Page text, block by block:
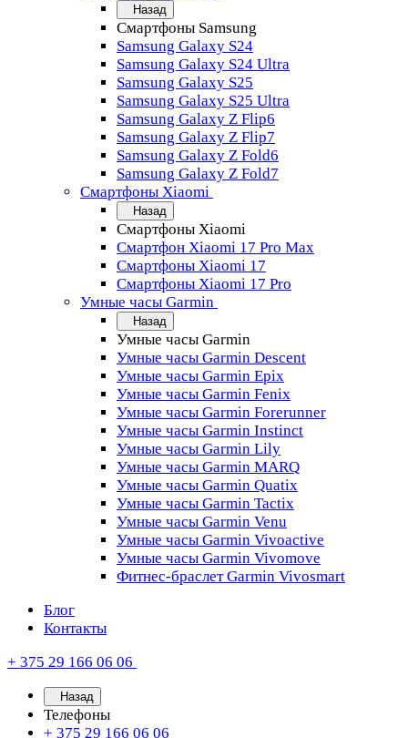
Назад
Смартфоны Samsung
Samsung Galaxy S24
Samsung Galaxy S24 Ultra
Samsung Galaxy S25
Samsung Galaxy S25 Ultra
Samsung Galaxy Z Flip6
Samsung Galaxy Z Flip7
Samsung Galaxy Z Fold6
Samsung Galaxy Z Fold7
Смартфоны Xiaomi
Назад
Смартфоны Xiaomi
Смартфон Xiaomi 17 Pro Max
Смартфоны Xiaomi 17
Смартфоны Xiaomi 17 Pro
Умные часы Garmin
Назад
Умные часы Garmin
Умные часы Garmin Descent
Умные часы Garmin Epix
Умные часы Garmin Fenix
Умные часы Garmin Forerunner
Умные часы Garmin Instinct
Умные часы Garmin Lily
Умные часы Garmin MARQ
Умные часы Garmin Quatix
Умные часы Garmin Tactix
Умные часы Garmin Venu
Умные часы Garmin Vivoactive
Умные часы Garmin Vivomove
Фитнес-браслет Garmin Vivosmart
Блог
Контакты
+ 375 29 166 06 06
Назад
Телефоны
+ 375 29 166 06 06